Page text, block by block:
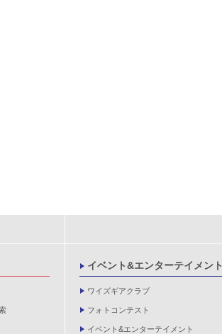
イベント&エンターテイメント
ワイズギアクラブ
フォトコンテスト
イベント&エンターテイメント